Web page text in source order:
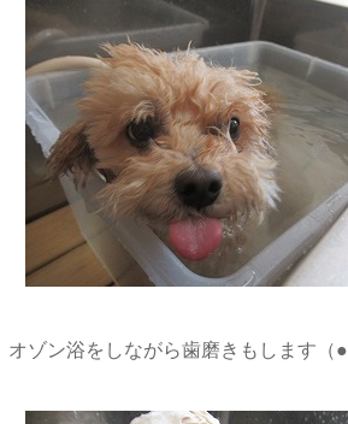
オゾン浴をしながら歯磨きもします（